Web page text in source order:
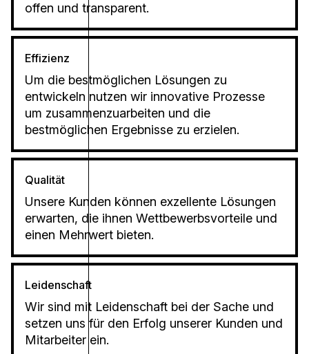
offen und transparent.
Effizienz
Um die bestmöglichen Lösungen zu
entwickeln nutzen wir innovative Prozesse
um zusammenzuarbeiten und die
bestmöglichen Ergebnisse zu erzielen.
Qualität
Unsere Kunden können exzellente Lösungen
erwarten, die ihnen Wettbewerbsvorteile und
einen Mehrwert bieten.
Leidenschaft
Wir sind mit Leidenschaft bei der Sache und
setzen uns für den Erfolg unserer Kunden und
Mitarbeiter ein.